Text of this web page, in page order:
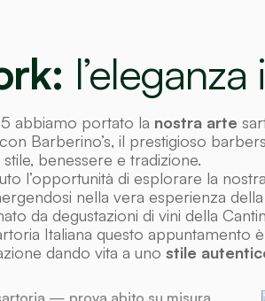
abbiamo portato la nostra arte
Barberino’s, il prestigioso
benessere e tradizione.
l’opportunità di esplorare la
nella vera esperienza della
da degustazioni di vini della
Italiana questo
dando vita a uno stile